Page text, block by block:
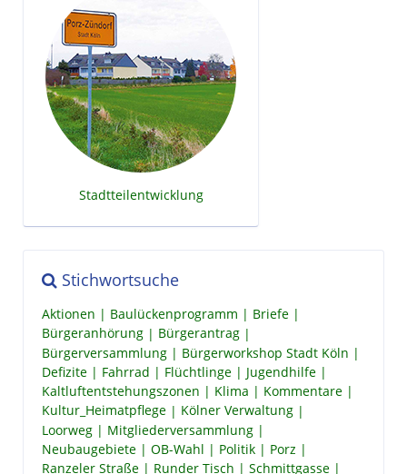
Stadtteilentwicklung
Stichwortsuche
Aktionen Baulückenprogramm
Briefe
Bürgeranhörung
Bürgerantrag
Bürgerversammlung
Bürgerworkshop Stadt Köln
Defizite
Fahrrad Flüchtlinge
Jugendhilfe
Kaltluftentstehungszonen
Klima
Kommentare
Kultur_Heimatpflege
Kölner Verwaltung
Loorweg
Mitgliederversammlung
Neubaugebiete
OB-Wahl Politik
Porz
Ranzeler Straße
Runder Tisch Schmittgasse